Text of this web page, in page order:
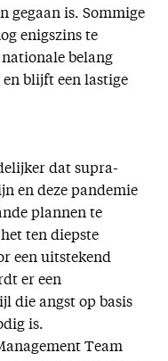
gegaan is. Sommige
enigszins te
belang
blijft een lastige
dat supra-
en deze pandemie
plannen te
ten diepste
een uitstekend
er een
die angst op basis
is.
Team